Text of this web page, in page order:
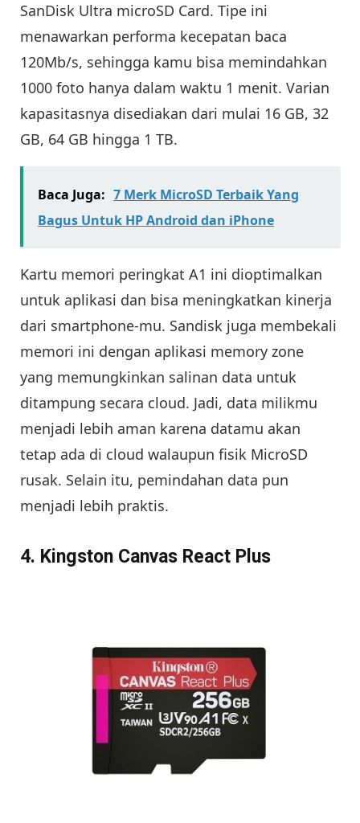
SanDisk Ultra microSD Card. Tipe ini
menawarkan performa kecepatan baca
120Mb/s, sehingga kamu bisa memindahkan
1000 foto hanya dalam waktu 1 menit. Varian
kapasitasnya disediakan dari mulai 16 GB, 32
GB, 64 GB hingga 1 TB.
Baca Juga: 7 Merk MicroSD Terbaik Yang
Bagus Untuk HP Android dan iPhone
Kartu memori peringkat A1 ini dioptimalkan
untuk aplikasi dan bisa meningkatkan kinerja
dari smartphone-mu. Sandisk juga membekali
memori ini dengan aplikasi memory zone
yang memungkinkan salinan data untuk
ditampung secara cloud. Jadi, data milikmu
menjadi lebih aman karena datamu akan
tetap ada di cloud walaupun fisik MicroSD
rusak. Selain itu, pemindahan data pun
menjadi lebih praktis.
4. Kingston Canvas React Plus